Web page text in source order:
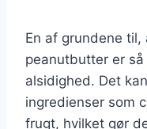
En af grundene
peanutbutter er
alsidighed. Det
ingredienser som
frugt, hvilket gør